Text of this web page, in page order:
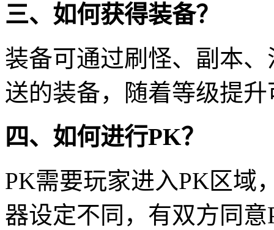
三、如何获得装备？
装备可通过刷怪、副本
送的装备，随着等级提
四、如何进行PK？
PK需要玩家进入PK区域
器设定不同，有双方同